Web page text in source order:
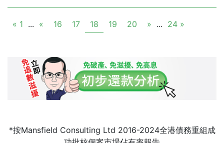
« 1 ... « 16 17 18 19 20 » ... 24 »
*按Mansfield Consulting Ltd 2016-2024全港債務重組成